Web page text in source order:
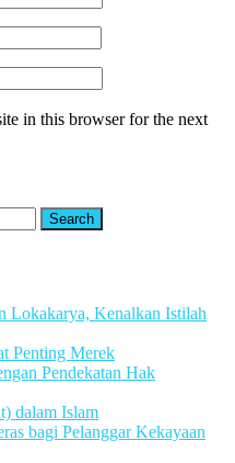
in this browser for the next
Lokakarya, Kenalkan Istilah
Penting Merek
Pendekatan Hak
dalam Islam
bagi Pelanggar Kekayaan